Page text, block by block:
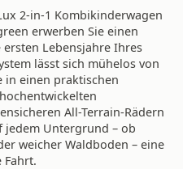
2-in-1 Kombikinderwagen
erwerben Sie einen
Lebensjahre Ihres
lässt sich mühelos von
in einen praktischen
All-Terrain-Rädern
jedem Untergrund – ob
weicher Waldboden – eine